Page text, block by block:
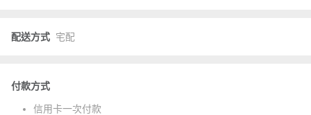
配送方式 宅配
付款方式
信用卡一次付款